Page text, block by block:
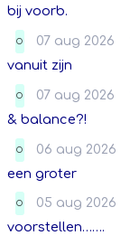
bij voorb.
O 07 aug 2026
vanuit zijn
O 07 aug 2026
& balance?!
O 06 aug 2026
een groter
O 05 aug 2026
voorstellen…….